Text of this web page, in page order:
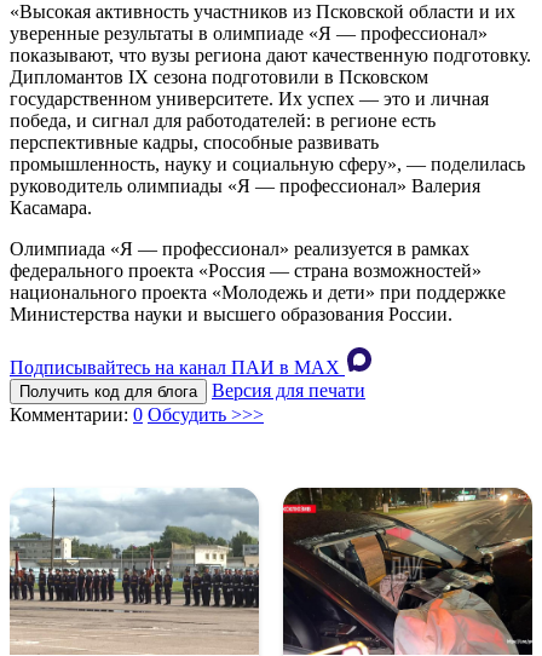
«Высокая активность участников из Псковской области и их
уверенные результаты в олимпиаде «Я — профессионал»
показывают, что вузы региона дают качественную подготовку.
Дипломантов IX сезона подготовили в Псковском
государственном университете. Их успех — это и личная
победа, и сигнал для работодателей: в регионе есть
перспективные кадры, способные развивать
промышленность, науку и социальную сферу», — поделилась
руководитель олимпиады «Я — профессионал» Валерия
Касамара.
Олимпиада «Я — профессионал» реализуется в рамках
федерального проекта «Россия — страна возможностей»
национального проекта «Молодежь и дети» при поддержке
Министерства науки и высшего образования России.
Подписывайтесь на канал ПАИ в MAХ
Получить код для блога
Версия для печати
Комментарии: 0 Обсудить >>>